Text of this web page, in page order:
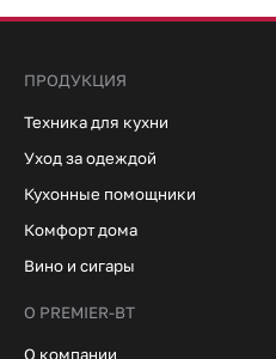
ПРОДУКЦИЯ
Техника для кухни
Уход за одеждой
Кухонные помощники
Комфорт дома
Вино и сигары
О PREMIER-BT
О компании